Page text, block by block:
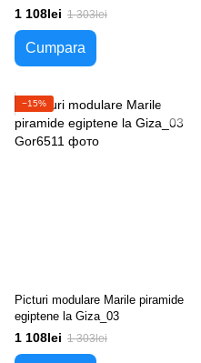
1 108lei 1 303lei
Cumpara
−15%
Picturi modulare Marile piramide
egiptene la Giza_03
1 108lei 1 303lei